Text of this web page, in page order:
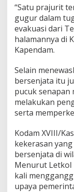
“Satu prajurit
gugur dalam
evakuasi dari
halamannya di
Kapendam.
Selain
bersenjata itu
pucuk senapan
melakukan
serta
Kodam XVIII/
kekerasan
bersenjata di
Menurut Letkol
kali
upaya